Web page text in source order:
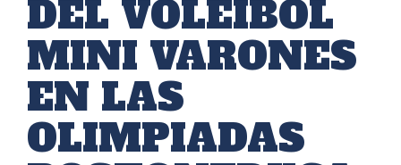
DEL VÓLEIBOL
MINI VARONES
EN LAS
OLIMPIADAS